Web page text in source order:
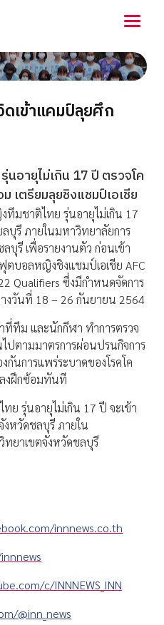
เข้าแคมป์ลุยศึก
อายุไม่เกิน 17 ปี ตรวจโค
เตรียมลุยชิงแชมป์เอเชีย
มชาติไทย รุ่นอายุไม่เกิน 17
บุรี ภายในมหาวิทยาลัยการ
บุรี เพื่อรายงานตัว ก่อนเข้า
บอลหญิงชิงแชมป์เอเชีย AFC
Qualifiers ซึ่งมีกำหนดจัดการ
งวันที่ 18 – 26 กันยายน 2564
ทีม และนักกีฬา ทำการตรวจ
ไปตามมาตรการผ่อนปรนกิจการ
กันการแพร่ระบาดของโรคโค
ลงฝึกซ้อมทันที
รุ่นอายุไม่เกิน 17 ปี จะเข้า
งหวัดชลบุรี ภายใน
ยาเขตจังหวัดชลบุรี
innnews.co.th
c/INNNEWS_INN
@inn_news